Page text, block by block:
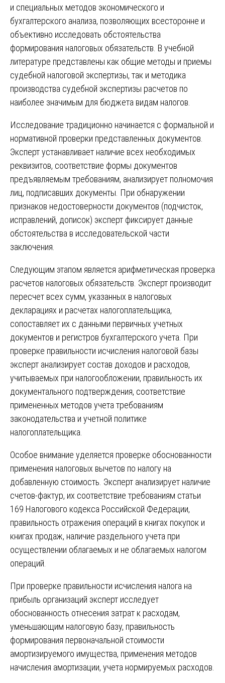
и специальных методов экономического и
бухгалтерского анализа, позволяющих всесторонне и
объективно исследовать обстоятельства
формирования налоговых обязательств. В учебной
литературе представлены как общие методы и приемы
судебной налоговой экспертизы, так и методика
производства судебной экспертизы расчетов по
наиболее значимым для бюджета видам налогов.
Исследование традиционно начинается с формальной и
нормативной проверки представленных документов.
Эксперт устанавливает наличие всех необходимых
реквизитов, соответствие формы документов
предъявляемым требованиям, анализирует полномочия
лиц, подписавших документы. При обнаружении
признаков недостоверности документов (подчисток,
исправлений, дописок) эксперт фиксирует данные
обстоятельства в исследовательской части
заключения.
Следующим этапом является арифметическая проверка
расчетов налоговых обязательств. Эксперт производит
пересчет всех сумм, указанных в налоговых
декларациях и расчетах налогоплательщика,
сопоставляет их с данными первичных учетных
документов и регистров бухгалтерского учета. При
проверке правильности исчисления налоговой базы
эксперт анализирует состав доходов и расходов,
учитываемых при налогообложении, правильность их
документального подтверждения, соответствие
примененных методов учета требованиям
законодательства и учетной политике
налогоплательщика.
Особое внимание уделяется проверке обоснованности
применения налоговых вычетов по налогу на
добавленную стоимость. Эксперт анализирует наличие
счетов-фактур, их соответствие требованиям статьи
169 Налогового кодекса Российской Федерации,
правильность отражения операций в книгах покупок и
книгах продаж, наличие раздельного учета при
осуществлении облагаемых и не облагаемых налогом
операций.
При проверке правильности исчисления налога на
прибыль организаций эксперт исследует
обоснованность отнесения затрат к расходам,
уменьшающим налоговую базу, правильность
формирования первоначальной стоимости
амортизируемого имущества, применения методов
начисления амортизации, учета нормируемых расходов.